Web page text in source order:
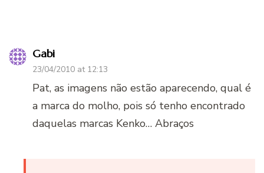
Gabi
23/04/2010 at 12:13
Pat, as imagens não estão aparecendo, qual é
a marca do molho, pois só tenho encontrado
daquelas marcas Kenko… Abraços